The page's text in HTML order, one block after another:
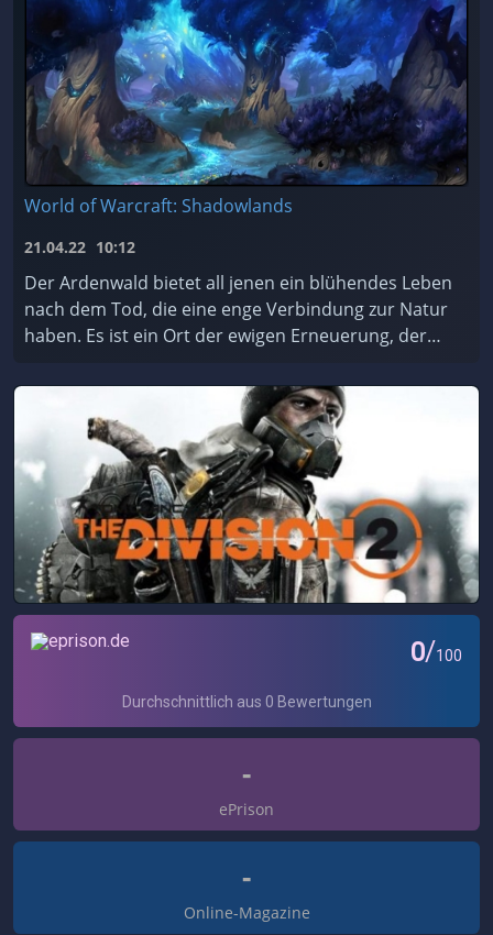
World of Warcraft: Shadowlands
21.04.22 10:12
Der Ardenwald bietet all jenen ein blühendes Leben
nach dem Tod, die eine enge Verbindung zur Natur
haben. Es ist ein Ort der ewigen Erneuerung, der
...
-
ePrison
-
Online-Magazine